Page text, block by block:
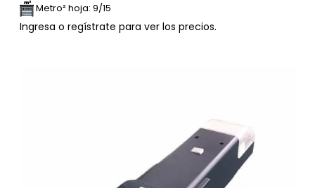
Metro² hoja: 9/15
Ingresa o regístrate para ver los precios.